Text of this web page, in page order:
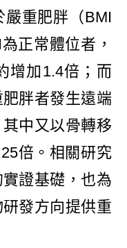
重肥胖（BMI
正常體位者，
增加1.4倍；而
胖者發生遠端
中又以骨轉移
倍。相關研究
證基礎，也為
發方向提供重